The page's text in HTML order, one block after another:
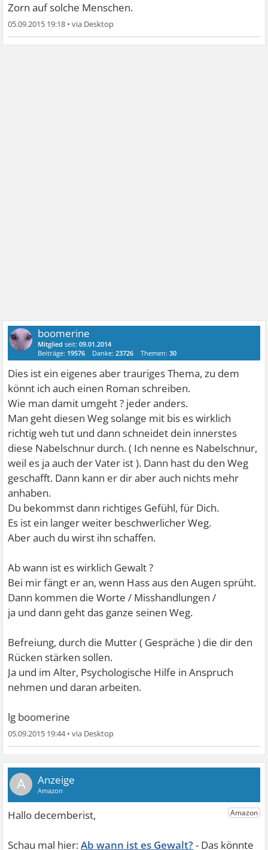
Zorn auf solche Menschen.
05.09.2015 19:18 •
boomerine
Mitglied seit:09.01.2014
Beiträge: 19576 Danke:23726 Themen:30
Dies ist ein eigenes aber trauriges Thema, zu dem
könnt ich auch einen Roman schreiben.
Wie man damit umgeht ? jeder anders.
Man geht diesen Weg solange mit bis es wirklich
richtig weh tut und dann schneidet dein innerstes
diese Nabelschnur durch. ( Ich nenne es Nabelschnur,
weil es ja auch der Vater ist ). Dann hast du den Weg
geschafft. Dann kann er dir aber auch nichts mehr
anhaben.
Du bekommst dann richtiges Gefühl, für Dich.
Es ist ein langer weiter beschwerlicher Weg.
Aber auch du wirst ihn schaffen.
Ab wann ist es wirklich Gewalt ?
Bei mir fängt er an, wenn Hass aus den Augen sprüht.
Dann kommen die Worte / Misshandlungen /
ja und dann geht das ganze seinen Weg.
Befreiung, durch die Mutter ( Gespräche ) die dir den
Rücken stärken sollen.
Ja und im Alter, Psychologische Hilfe in Anspruch
nehmen und daran arbeiten.
lg boomerine
05.09.2015 19:44•
A
Ab wann ist es Gewalt?